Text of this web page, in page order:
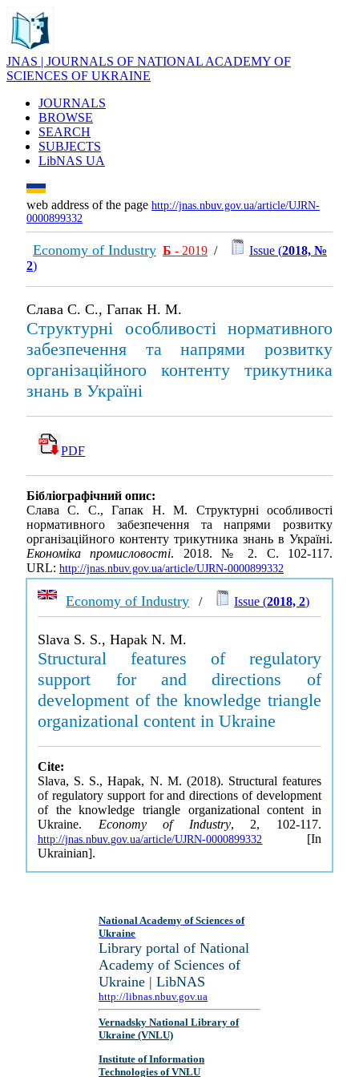
JNAS | JOURNALS OF NATIONAL ACADEMY OF
SCIENCES OF UKRAINE
JOURNALS
BROWSE
SEARCH
SUBJECTS
LibNAS UA
web address of the page http://jnas.nbuv.gov.ua/article/UJRN-
0000899332
Economy of Industry Б - 2019 / Issue (2018, №
2)
Слава С. С., Гапак Н. М.
Структурні особливості нормативного
забезпечення та напрями розвитку
організаційного контенту трикутника
знань в Україні
PDF
Бібліографічний опис:
Слава С. С., Гапак Н. М. Структурні особливості
нормативного забезпечення та напрями розвитку
організаційного контенту трикутника знань в Україні.
Економіка промисловості. 2018. № 2. С. 102-117.
URL: http://jnas.nbuv.gov.ua/article/UJRN-0000899332
Economy of Industry / Issue (2018, 2)
Slava S. S., Hapak N. M.
Structural features of regulatory
support for and directions of
development of the knowledge triangle
organizational content in Ukraine
Cite:
Slava, S. S., Hapak, N. M. (2018). Structural features
of regulatory support for and directions of development
of the knowledge triangle organizational content in
Ukraine. Economy of Industry, 2, 102-117.
http://jnas.nbuv.gov.ua/article/UJRN-0000899332 [In
Ukrainian].
National Academy of Sciences of
Ukraine
Library portal of National
Academy of Sciences of
Ukraine | LibNAS
http://libnas.nbuv.gov.ua
Vernadsky National Library of
Ukraine (VNLU)
Institute of Information
Technologies of VNLU